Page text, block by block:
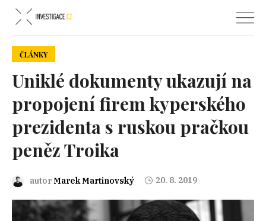
ČLÁNKY
Uniklé dokumenty ukazují na
propojení firem kyperského
prezidenta s ruskou pračkou
peněz Troika
autorMarek Martinovský 20. 8. 2019